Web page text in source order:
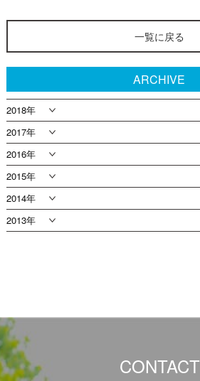
一覧に戻る
ARCHIVE
2018年
2017年
2016年
2015年
2014年
2013年
CONTACT